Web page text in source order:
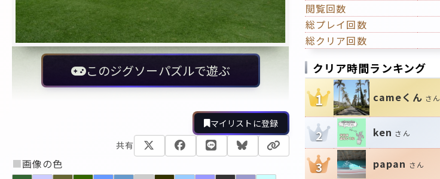
このジグソーパズルで遊ぶ
マイリストに登録
共有
■画像の色
閲覧回数
総プレイ回数
総クリア回数
クリア時間ランキング
1 cameくん さん
2 ken さん
3 papan さん